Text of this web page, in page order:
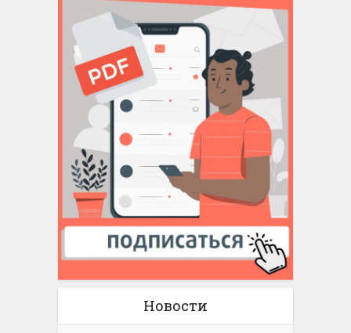
Новости